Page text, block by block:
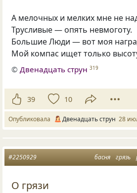
А мелочных и мелких мне не
Трусливые — опять невмоготу.
Большие Люди — вот моя
Мой компас ищет только
©Двенадцать струн 319
39 10
Опубликовала Двенадцать струн 28
басня грязь
#2250929
О грязи